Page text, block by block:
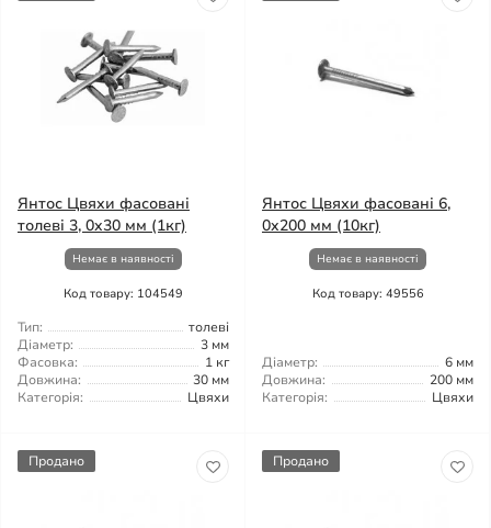
Янтос Цвяхи фасовані
толеві 3, 0x30 мм (1кг)
Немає в наявності
Код товару: 104549
Тип:
толеві
Діаметр:
3 мм
Фасовка:
1 кг
Довжина:
30 мм
Категорія:
Цвяхи
Янтос Цвяхи фасовані 6,
0x200 мм (10кг)
Немає в наявності
Код товару: 49556
Діаметр:
6 мм
Довжина:
200 мм
Категорія:
Цвяхи
Продано Продано